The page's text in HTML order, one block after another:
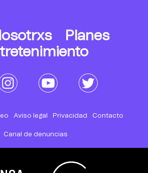
Planes
Aviso legal Privacidad Contacto
Canal de denuncias